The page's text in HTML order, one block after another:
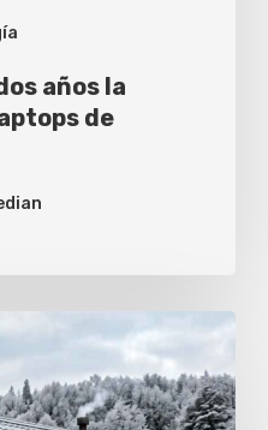
años la
de